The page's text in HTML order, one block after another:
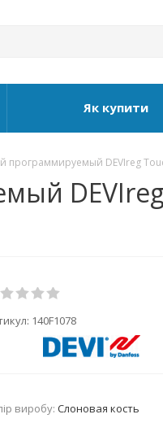
Як купити
программируемый DEVIreg
140F1078
виробу: Слоновая кость